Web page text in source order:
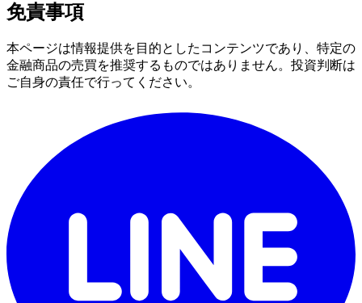
免責事項
本ページは情報提供を目的としたコンテンツであり、特定の
金融商品の売買を推奨するものではありません。投資判断は
ご自身の責任で行ってください。